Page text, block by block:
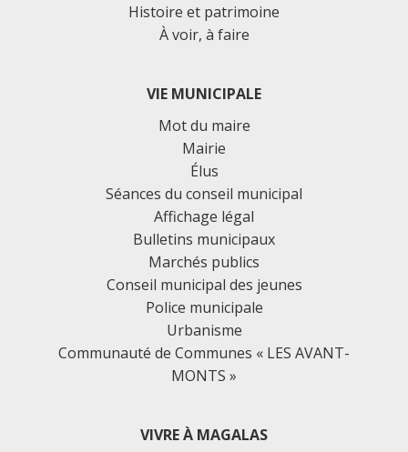
Histoire et patrimoine
À voir, à faire
VIE MUNICIPALE
Mot du maire
Mairie
Élus
Séances du conseil municipal
Affichage légal
Bulletins municipaux
Marchés publics
Conseil municipal des jeunes
Police municipale
Urbanisme
Communauté de Communes « LES AVANT-
MONTS »
VIVRE À MAGALAS